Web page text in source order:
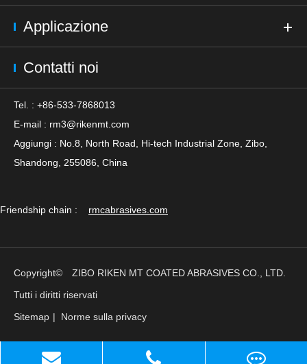
Applicazione
Contatti noi
Tel. : +86-533-7868013
E-mail : rm3@rikenmt.com
Aggiungi : No.8, North Road, Hi-tech Industrial Zone, Zibo,
Shandong, 255086, China
Friendship chain : rmcabrasives.com
Copyright©
ZIBO RIKEN MT COATED ABRASIVES CO., LTD.
Tutti i diritti riservati
Sitemap | Norme sulla privacy